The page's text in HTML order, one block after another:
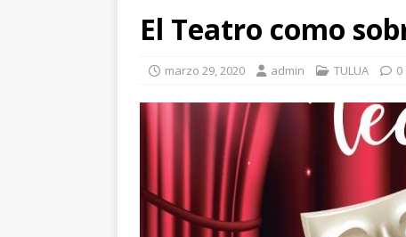
El Teatro como
marzo 29, 2020 admin TULUA 0